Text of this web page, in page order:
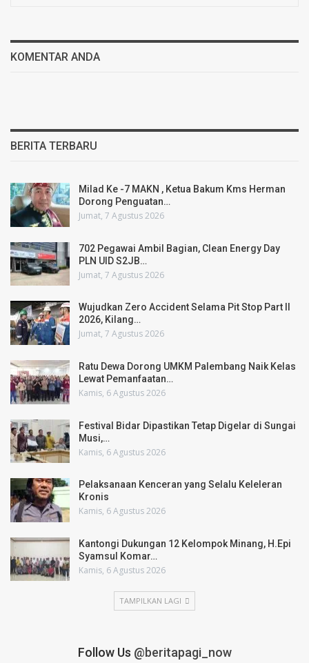
KOMENTAR ANDA
BERITA TERBARU
Milad Ke -7 MAKN , Ketua Bakum Kms Herman
Dorong Penguatan…
Jumat, 7 Agustus 2026
702 Pegawai Ambil Bagian, Clean Energy Day
PLN UID S2JB…
Jumat, 7 Agustus 2026
Wujudkan Zero Accident Selama Pit Stop Part II
2026, Kilang…
Jumat, 7 Agustus 2026
Ratu Dewa Dorong UMKM Palembang Naik Kelas
Lewat Pemanfaatan…
Kamis, 6 Agustus 2026
Festival Bidar Dipastikan Tetap Digelar di Sungai
Musi,…
Kamis, 6 Agustus 2026
Pelaksanaan Kenceran yang Selalu Keleleran
Kronis
Kamis, 6 Agustus 2026
Kantongi Dukungan 12 Kelompok Minang, H.Epi
Syamsul Komar…
Kamis, 6 Agustus 2026
TAMPILKAN LAGI
Follow Us @beritapagi_now